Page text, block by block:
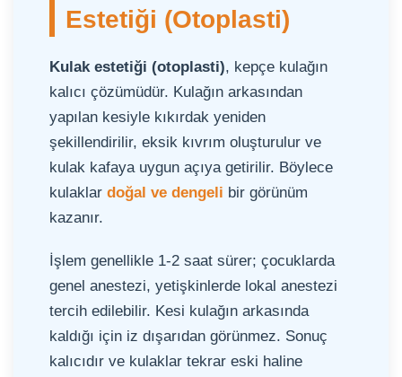
Estetiği (Otoplasti)
Kulak estetiği (otoplasti), kepçe kulağın
kalıcı çözümüdür. Kulağın arkasından
yapılan kesiyle kıkırdak yeniden
şekillendirilir, eksik kıvrım oluşturulur ve
kulak kafaya uygun açıya getirilir. Böylece
kulaklar doğal ve dengeli bir görünüm
kazanır.
İşlem genellikle 1-2 saat sürer; çocuklarda
genel anestezi, yetişkinlerde lokal anestezi
tercih edilebilir. Kesi kulağın arkasında
kaldığı için iz dışarıdan görünmez. Sonuç
kalıcıdır ve kulaklar tekrar eski haline